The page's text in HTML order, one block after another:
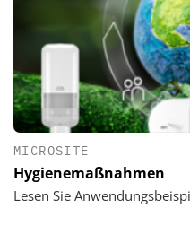
MICROSITE
Hygienemaßnahmen
Lesen Sie